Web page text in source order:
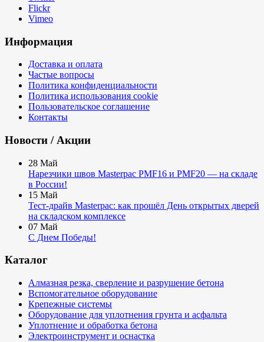
Flickr
Vimeo
Информация
Доставка и оплата
Частые вопросы
Политика конфиденциальности
Политика использования cookie
Пользовательское соглашение
Контакты
Новости / Акции
28 Май
Нарезчики швов Masterpac PMF16 и PMF20 — на складе
в России!
15 Май
Тест-драйв Masterpac: как прошёл День открытых дверей
на складском комплексе
07 Май
С Днем Победы!
Каталог
Алмазная резка, сверление и разрушение бетона
Вспомогательное оборудование
Крепежные системы
Оборудование для уплотнения грунта и асфальта
Уплотнение и обработка бетона
Электроинструмент и оснастка